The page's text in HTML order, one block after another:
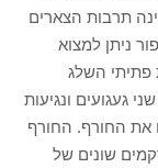
תרבות הצארים
ניתן למצוא
פתיתי השלג
געגועים ונגיעות
את החורף. החורף
שונים של